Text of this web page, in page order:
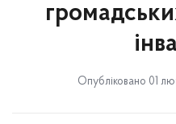
Опубліковано 01